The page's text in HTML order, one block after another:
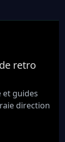
retro
et guides
direction